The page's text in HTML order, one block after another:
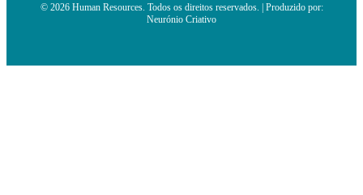
© 2026 Human Resources. Todos os direitos reservados. | Produzido por:
Neurónio Criativo